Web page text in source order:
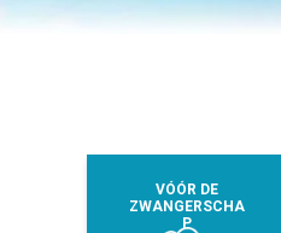
VÓÓR DE
ZWANGERSCHA
P